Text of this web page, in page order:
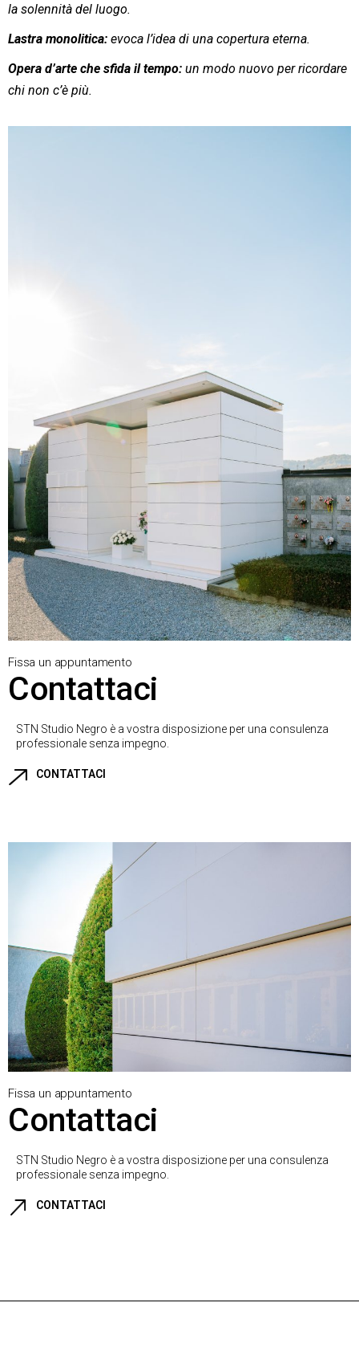
la solennità del luogo.
Lastra monolitica: evoca l’idea di una copertura eterna.
Opera d’arte che sfida il tempo: un modo nuovo per ricordare
chi non c’è più.
Fissa un appuntamento
Contattaci
STN Studio Negro è a vostra disposizione per una consulenza
professionale senza impegno.
CONTATTACI
Fissa un appuntamento
Contattaci
STN Studio Negro è a vostra disposizione per una consulenza
professionale senza impegno.
CONTATTACI